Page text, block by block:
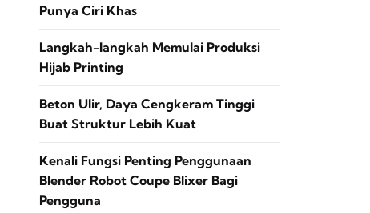
Punya Ciri Khas
Langkah-langkah Memulai Produksi
Hijab Printing
Beton Ulir, Daya Cengkeram Tinggi
Buat Struktur Lebih Kuat
Kenali Fungsi Penting Penggunaan
Blender Robot Coupe Blixer Bagi
Pengguna